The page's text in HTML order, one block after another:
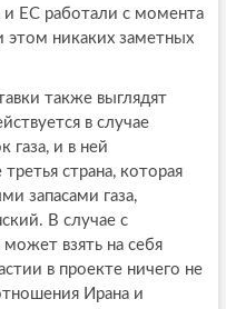
ЕС работали с момента
этом никаких заметных
также выглядят
в случае
газа, и в ней
страна, которая
запасами газа,
В случае с
взять на себя
в проекте ничего не
Ирана и